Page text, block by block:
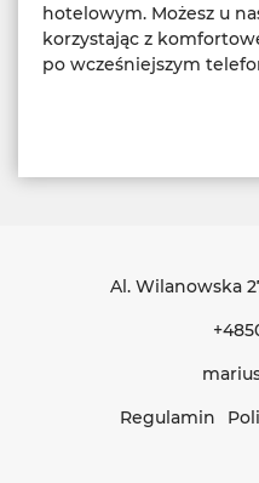
hotelowym. Możesz u
korzystając z
po wcześniejszym
Al. Wilanowska
Regulamin